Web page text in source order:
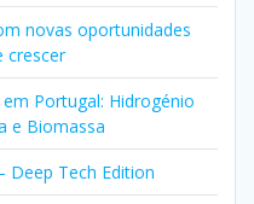
novas oportunidades
crescer
Portugal: Hidrogénio
e Biomassa
Deep Tech Edition